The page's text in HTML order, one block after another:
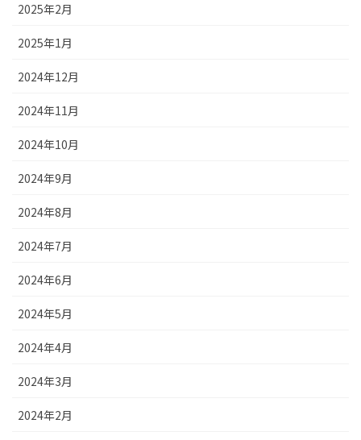
2025年2月
2025年1月
2024年12月
2024年11月
2024年10月
2024年9月
2024年8月
2024年7月
2024年6月
2024年5月
2024年4月
2024年3月
2024年2月